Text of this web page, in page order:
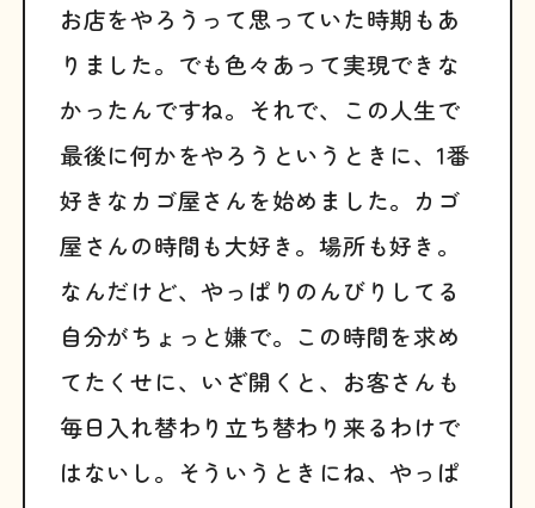
お店をやろうって思っていた時期もあ
りました。でも色々あって実現できな
かったんですね。それで、この人生で
最後に何かをやろうというときに、1番
好きなカゴ屋さんを始めました。カゴ
屋さんの時間も大好き。場所も好き。
なんだけど、やっぱりのんびりしてる
自分がちょっと嫌で。この時間を求め
てたくせに、いざ開くと、お客さんも
毎日入れ替わり立ち替わり来るわけで
はないし。そういうときにね、やっぱ